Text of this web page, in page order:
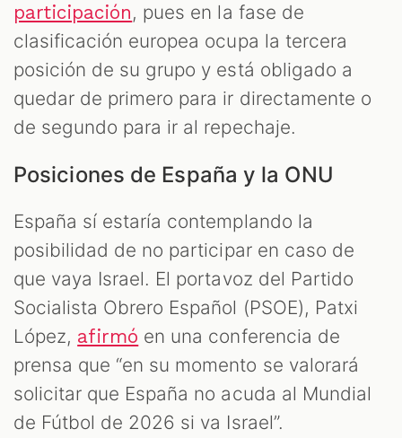
participación, pues en la fase de
clasificación europea ocupa la tercera
posición de su grupo y está obligado a
quedar de primero para ir directamente o
de segundo para ir al repechaje.
Posiciones de España y la ONU
España sí estaría contemplando la
posibilidad de no participar en caso de
que vaya Israel. El portavoz del Partido
Socialista Obrero Español (PSOE), Patxi
López, afirmó en una conferencia de
prensa que “en su momento se valorará
solicitar que España no acuda al Mundial
de Fútbol de 2026 si va Israel”.